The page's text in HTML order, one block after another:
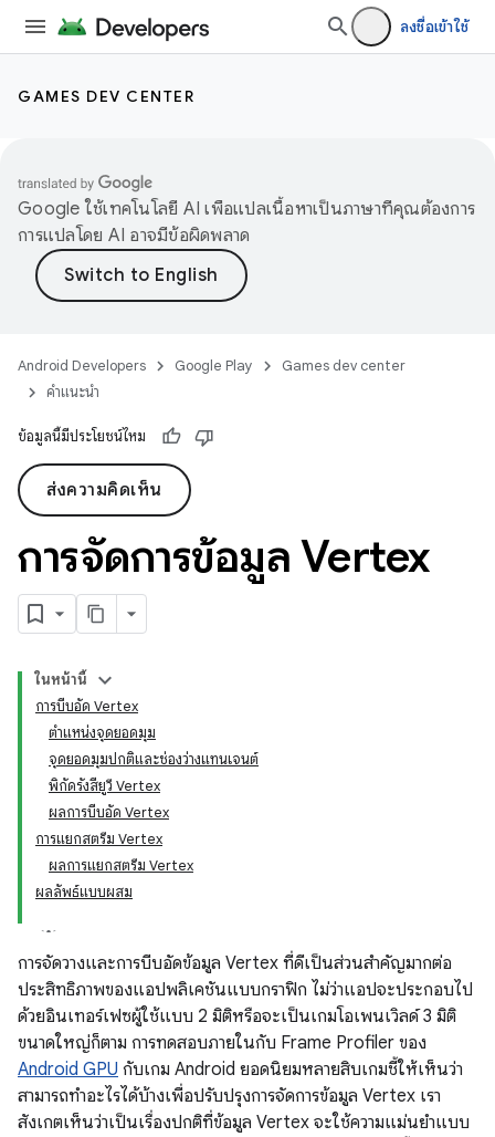
ลงชื่อเข้าใช้
GAMES DEV CENTER
Google ใช้เทคโนโลยี AI เพื่อแปลเนื้อหาเป็นภาษาที่คุณต้องการ
การแปลโดย AI อาจมีข้อผิดพลาด
Android Developers Google Play
Games dev center
คำแนะนำ
ข้อมูลนี้มีประโยชน์ไหม
ส่งความคิดเห็น
การจัดการข้อมูล Vertex
ในหน้านี้
การบีบอัด Vertex
ตำแหน่งจุดยอดมุม
จุดยอดมุมปกติและช่องว่างแทนเจนต์
พิกัดรังสียูวี Vertex
ผลการบีบอัด Vertex
การแยกสตรีม Vertex
ผลการแยกสตรีม Vertex
ผลลัพธ์แบบผสม
การจัดวางและการบีบอัดข้อมูล Vertex ที่ดีเป็นส่วนสำคัญมากต่อ
ประสิทธิภาพของแอปพลิเคชันแบบกราฟิก ไม่ว่าแอปจะประกอบไป
ด้วยอินเทอร์เฟซผู้ใช้แบบ 2 มิติหรือจะเป็นเกมโอเพนเวิลด์ 3 มิติ
ขนาดใหญ่ก็ตาม การทดสอบภายในกับ Frame Profiler ของ
Android GPU กับเกม Android ยอดนิยมหลายสิบเกมชี้ให้เห็นว่า
สามารถทำอะไรได้บ้างเพื่อปรับปรุงการจัดการข้อมูล Vertex เรา
สังเกตเห็นว่าเป็นเรื่องปกติที่ข้อมูล Vertex จะใช้ความแม่นยําแบบ